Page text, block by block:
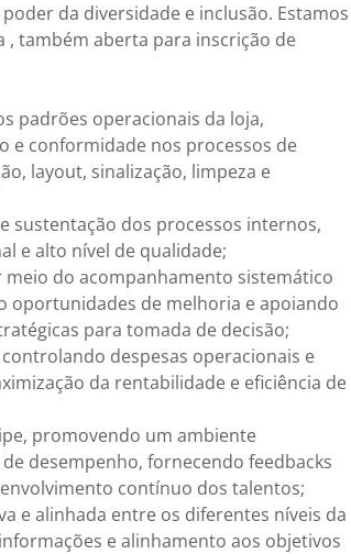
da diversidade e inclusão. Estamos
, também aberta para inscrição de
padrões operacionais da loja,
e conformidade nos processos de
layout, sinalização, limpeza e
sustentação dos processos internos,
e alto nível de qualidade;
do acompanhamento sistemático
oportunidades de melhoria e apoiando
para tomada de decisão;
despesas operacionais e
da rentabilidade e eficiência de
promovendo um ambiente
desempenho, fornecendo feedbacks
contínuo dos talentos;
e alinhada entre os diferentes níveis da
e alinhamento aos objetivos